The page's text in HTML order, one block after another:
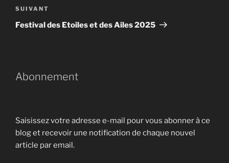
Article
suivant
SUIVANT
Festival des Etoiles et des Ailes 2025
Abonnement
Saisissez votre adresse e-mail pour vous abonner à ce
blog et recevoir une notification de chaque nouvel
article par email.